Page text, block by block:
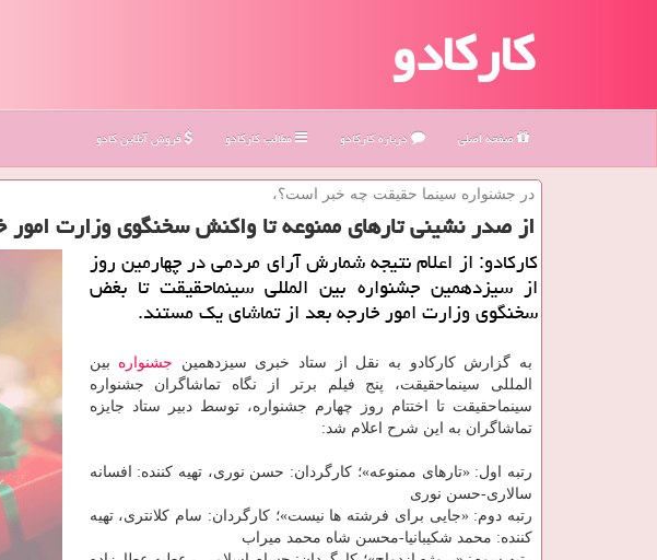
کارکادو
صفحه اصلی درباره كاركادو مطالب كاركادو فروش آنلاین کادو
در جشنواره سینما حقیقت چه خبر است؟،
از صدر نشینی تارهای ممنوعه تا واكنش سخنگوی وزارت امور
كاركادو: از اعلام نتیجه شمارش آرای مردمی در چهارمین روز
از سیزدهمین جشنواره بین المللی سینماحقیقت تا بغض
سخنگوی وزارت امور خارجه بعد از تماشای یك مستند.
به گزارش كاركادو به نقل از ستاد خبری سیزدهمین جشنواره بین
المللی سینماحقیقت، پنج فیلم برتر از نگاه تماشاگران جشنواره
سینماحقیقت تا اختتام روز چهارم جشنواره، توسط دبیر ستاد جایزه
تماشاگران به این شرح اعلام شد:
رتبه اول: «تارهای ممنوعه»؛ كارگردان: حسن نوری، تهیه كننده: افسانه
سالاری-حسن نوری
رتبه دوم: «جایی برای فرشته ها نیست»؛ كارگردان: سام كلانتری، تهیه
كننده: محمد شكیبانیا-محسن شاه محمد میراب